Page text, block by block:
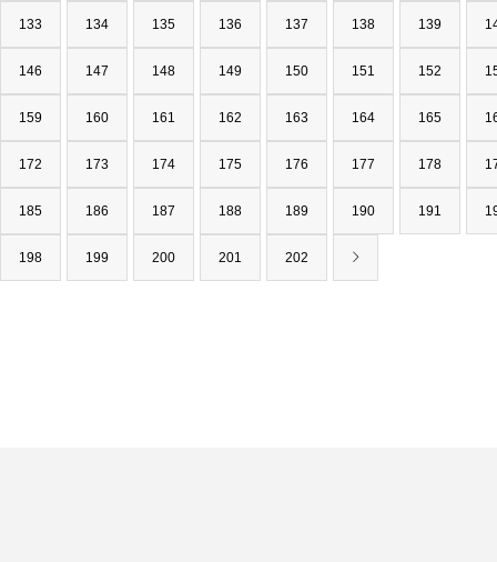
133 134 135 136 137 138 139
146 147 148 149 150 151 152
159 160 161 162 163 164 165
172 173 174 175 176 177 178
185 186 187 188 189 190 191
198 199 200 201 202